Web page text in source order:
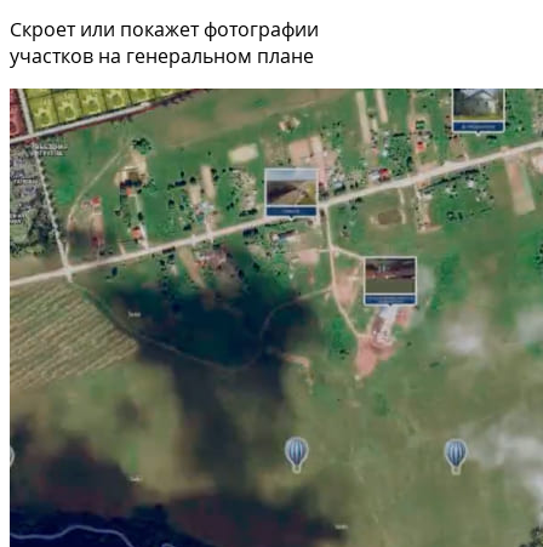
Скроет или покажет фотографии
участков на генеральном плане